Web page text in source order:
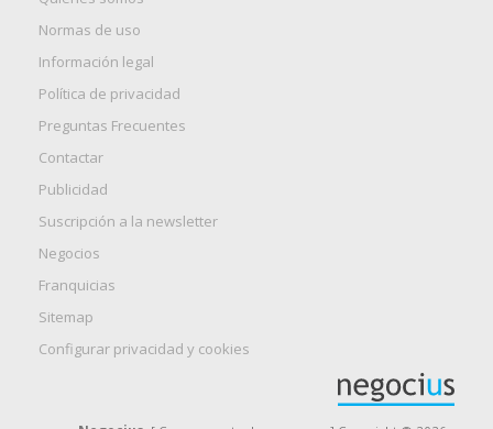
Normas de uso
Información legal
Política de privacidad
Preguntas Frecuentes
Contactar
Publicidad
Suscripción a la newsletter
Negocios
Franquicias
Sitemap
Configurar privacidad y cookies